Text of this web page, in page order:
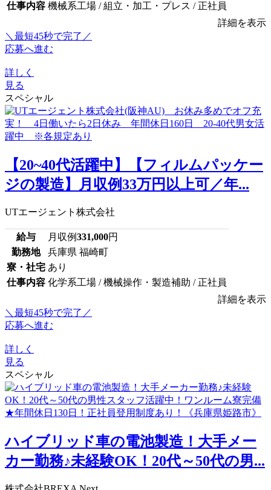
仕事内容 機械系工場 / 組立・加工・プレス / 正社員
詳細を表示
＼最短45秒で完了／
応募へ進む
詳しく
見る
スペシャル
【20~40代活躍中】【フィルムパッケー
ジの製造】月収例33万円以上可／年...
UTエージェント株式会社
給与 月収例331,000円
勤務地
兵庫県 福崎町
寮・社宅 あり
仕事内容 化学系工場 / 機械操作・製造補助 / 正社員
詳細を表示
＼最短45秒で完了／
応募へ進む
詳しく
見る
スペシャル
ハイブリッド車の電池製造！大手メー
カー勤務♪未経験OK！20代～50代の男...